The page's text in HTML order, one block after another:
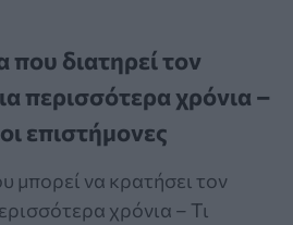
που διατηρεί τον
περισσότερα χρόνια –
επιστήμονες
μπορεί να κρατήσει τον
χρόνια – Τι